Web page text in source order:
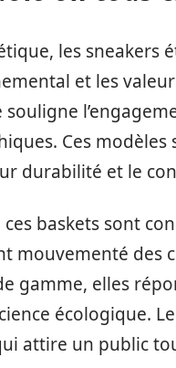
les
et les
souligne
Ces
durabilité et le
baskets sont
mouvementé des
gamme, elles
écologique.
attire un public